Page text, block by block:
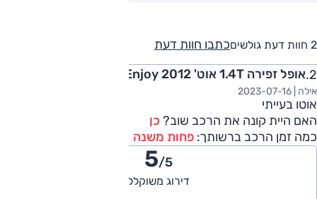
2 חוות דעת גולשים כתבו חוות דעת
אופל זפירה 1.4T אוט' Enjoy 2012
אילה | 2023-07-16
אוטו בעייתי
האם היית קונה את הרכב שוב? כן
כמה זמן הרכב ברשותך: פחות משנה
5/5
דירוג משוקלל